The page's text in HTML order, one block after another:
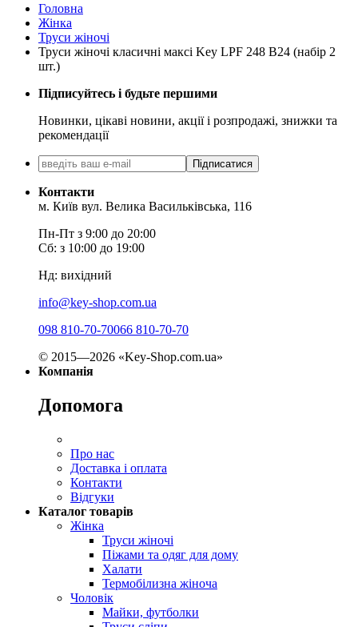
Головна
Жінка
Труси жіночі
Труси жіночі класичні максі Key LPF 248 B24 (набір 2
шт.)
Підписуйтесь і будьте першими
Новинки, цікаві новини, акції і розпродажі, знижки та
рекомендації
Підписатися
Контакти
м. Київ вул. Велика Васильківська, 116
Пн-Пт з 9:00 до 20:00
Сб: з 10:00 до 19:00
Нд: вихідний
info@key-shop.com.ua
098 810-70-70066 810-70-70
© 2015—2026 «Key-Shop.com.ua»
Компанія
Допомога
Про нас
Доставка і оплата
Контакти
Відгуки
Каталог товарів
Жінка
Труси жіночі
Піжами та одяг для дому
Халати
Термобілизна жіноча
Чоловік
Майки, футболки